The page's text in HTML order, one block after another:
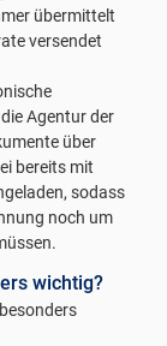
übermittelt
versendet
Agentur der
über
bereits mit
sodass
noch um
wichtig?